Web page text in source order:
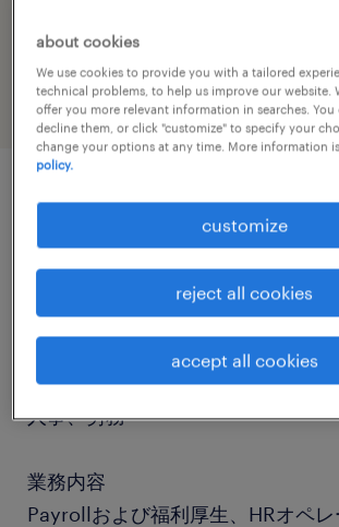
human resources
社名非公開
職種
人事、労務
業務内容
Payrollおよび福利厚生、HRオペレ
about cookies
We use cookies to provide you with a tailored
technical problems, to help us improve our website.
offer you more relevant information in searches.
decline them, or click "customize" to specify your
change your options at any time. More information
policy.
customize
reject all cookies
accept all cookies